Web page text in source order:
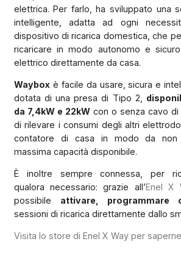
elettrica. Per farlo, ha sviluppato una
intelligente, adatta ad ogni
dispositivo di ricarica domestica, che
ricaricare in modo autonomo e
elettrico direttamente da casa.
Wayboxè facile da usare, sicura e
dotata di una presa di Tipo 2,
da 7,4kW e 22kWcon o senza cavo di
di rilevare i consumi degli altri
contatore di casa in modo da non
massima capacità disponibile.
È inoltre sempre connessa, per
qualora necessario: grazie all’Enel X
possibile attivare, programmare
sessioni di ricarica direttamente dallo
Visita lo store di Enel X Way per